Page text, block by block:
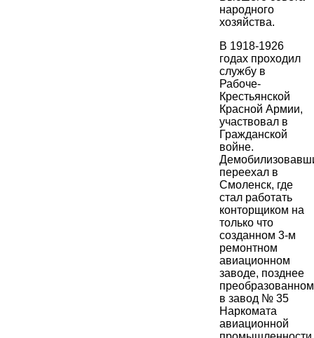
народного
хозяйства.
В 1918-1926
годах проходил
службу в
Рабоче-
Крестьянской
Красной Армии,
участвовал в
Гражданской
войне.
переехал в
Смоленск, где
стал работать
конторщиком на
только что
созданном 3-м
ремонтном
авиационном
заводе, позднее
преобразованном
в завод № 35
Наркомата
авиационной